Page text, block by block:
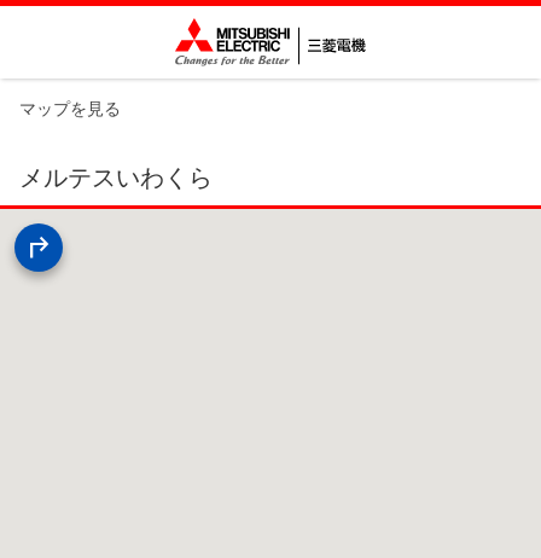
マップを見る
メルテスいわくら